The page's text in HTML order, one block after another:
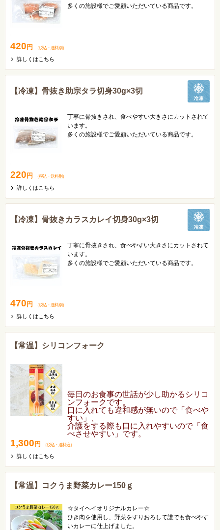
多くの施設様でご愛顧いただいている商品です。
420 円 （税込・ 送料別 ）
詳しくはこちら
【冷凍】骨抜き助宗タラ切身30g×3切
丁寧に骨抜きされ、食べやすい大きさにカットされて
います。
多くの施設様でご愛顧いただいている商品です。
220 円 （税込・ 送料別 ）
詳しくはこちら
【冷凍】骨抜きカラスカレイ切身30g×3切
丁寧に骨抜きされ、食べやすい大きさにカットされて
います。
多くの施設様でご愛顧いただいている商品です。
470 円 （税込・ 送料別 ）
詳しくはこちら
【常温】シリコンフォーク
毎日のお食事の世話が少し助かるシリコ
ンフォークです。
口に入れても違和感が無いので「食べや
すい」、
介護をする際も口に入れやすいので「食
べさせやすい」です。
1,300 円 （税込・ 送料込）
詳しくはこちら
【常温】コクうま野菜カレー150ｇ
☆タイヘイオリジナルカレー☆
ひき肉を使用し、野菜をすりおろして誰でも食べやす
いカレーに仕上げました。